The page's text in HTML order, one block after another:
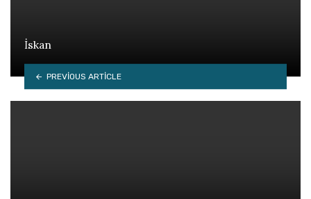
İskan
PREVIOUS ARTICLE